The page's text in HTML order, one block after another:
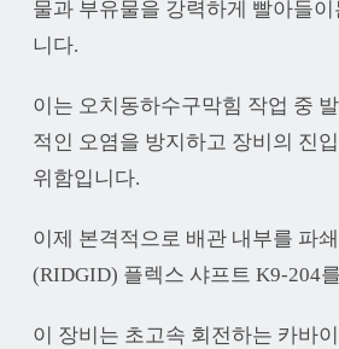
물과 부유물을 강력하게 빨아들
니다.
이는 오치동하수구막힘 작업 중
적인 오염을 방지하고 장비의 진
위함입니다.
이제 본격적으로 배관 내부를 파
(RIDGID) 플렉스 샤프트 K9-204
이 장비는 초고속 회전하는 카바